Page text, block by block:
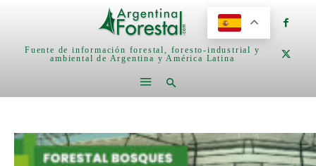
Fuente de información forestal, foresto-industrial y
ambiental de Argentina y América Latina